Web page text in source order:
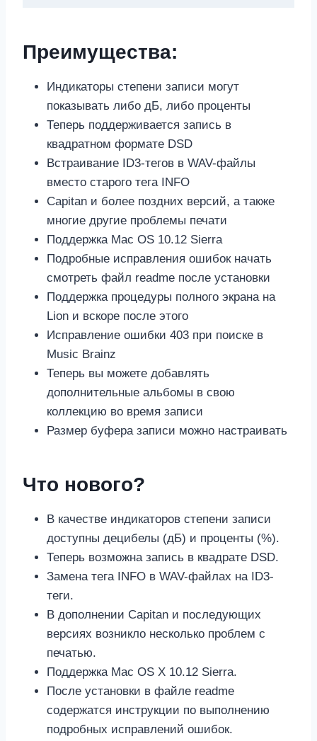
Преимущества:
Индикаторы степени записи могут
показывать либо дБ, либо проценты
Теперь поддерживается запись в
квадратном формате DSD
Встраивание ID3-тегов в WAV-файлы
вместо старого тега INFO
Capitan и более поздних версий, а также
многие другие проблемы печати
Поддержка Mac OS 10.12 Sierra
Подробные исправления ошибок начать
смотреть файл readme после установки
Поддержка процедуры полного экрана на
Lion и вскоре после этого
Исправление ошибки 403 при поиске в
Music Brainz
Теперь вы можете добавлять
дополнительные альбомы в свою
коллекцию во время записи
Размер буфера записи можно настраивать
Что нового?
В качестве индикаторов степени записи
доступны децибелы (дБ) и проценты (%).
Теперь возможна запись в квадрате DSD.
Замена тега INFO в WAV-файлах на ID3-
теги.
В дополнении Capitan и последующих
версиях возникло несколько проблем с
печатью.
Поддержка Mac OS X 10.12 Sierra.
После установки в файле readme
содержатся инструкции по выполнению
подробных исправлений ошибок.